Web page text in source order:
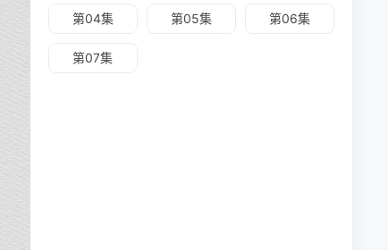
第04集 第05集 第06集
第07集